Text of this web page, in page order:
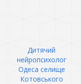
Дитячий
нейропсихолог
Одеса селище
Котовського